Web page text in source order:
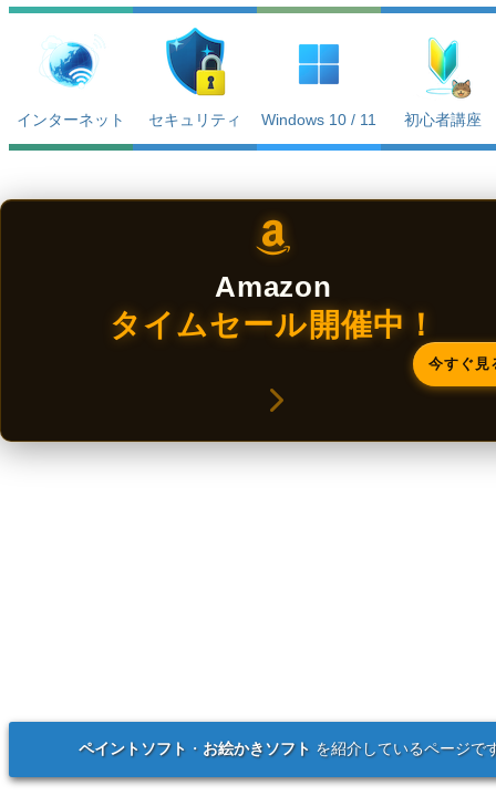
インターネット セキュリティ Windows 10 / 11 初心者講座
Amazon
タイムセール開催中！
今すぐ見
ペイントソフト ・ お絵かきソフト を紹介しているページで